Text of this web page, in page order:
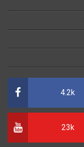
4.2k
23k